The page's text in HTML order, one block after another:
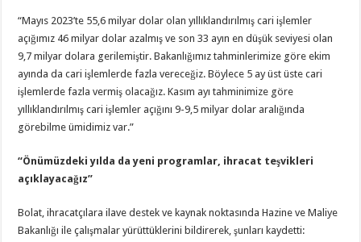
“Mayıs 2023’te 55,6 milyar dolar olan yıllıklandırılmış cari işlemler
açığımız 46 milyar dolar azalmış ve son 33 ayın en düşük seviyesi olan
9,7 milyar dolara gerilemiştir. Bakanlığımız tahminlerimize göre ekim
ayında da cari işlemlerde fazla vereceğiz. Böylece 5 ay üst üste cari
işlemlerde fazla vermiş olacağız. Kasım ayı tahminimize göre
yıllıklandırılmış cari işlemler açığını 9-9,5 milyar dolar aralığında
görebilme ümidimiz var.”
“Önümüzdeki yılda da yeni programlar, ihracat teşvikleri
açıklayacağız”
Bolat, ihracatçılara ilave destek ve kaynak noktasında Hazine ve Maliye
Bakanlığı ile çalışmalar yürüttüklerini bildirerek, şunları kaydetti: